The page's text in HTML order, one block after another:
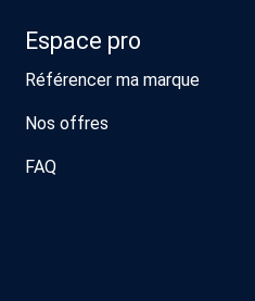
Espace pro
Référencer ma marque
Nos offres
FAQ